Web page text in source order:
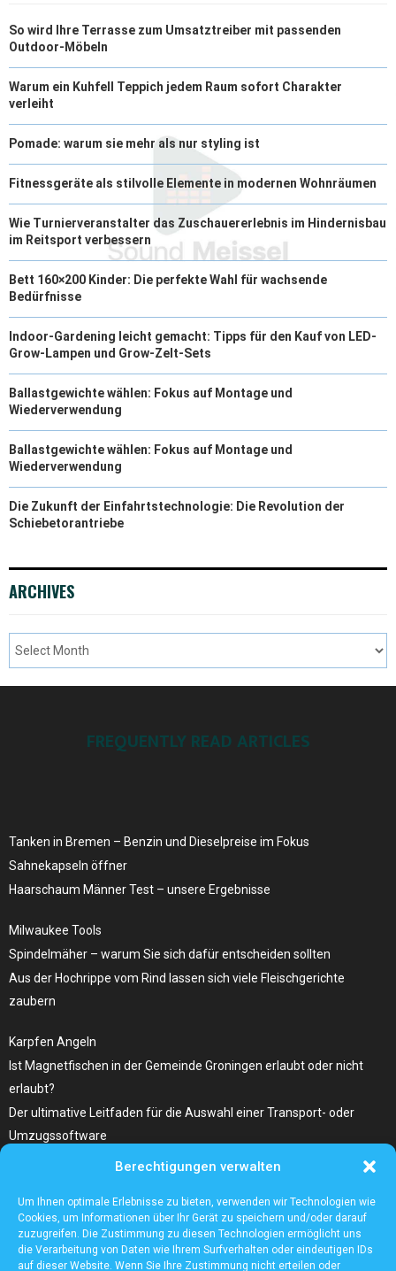
Berechtigungen verwalten
Um Ihnen optimale Erlebnisse zu bieten, verwenden wir Technologien wie
Cookies, um Informationen über Ihr Gerät zu speichern und/oder darauf
zuzugreifen. Die Zustimmung zu diesen Technologien ermöglicht uns
die Verarbeitung von Daten wie Ihrem Surfverhalten oder eindeutigen IDs
auf dieser Website. Wenn Sie Ihre Zustimmung nicht erteilen oder
So wird Ihre Terrasse zum Umsatztreiber mit passenden
Outdoor-Möbeln
Warum ein Kuhfell Teppich jedem Raum sofort Charakter
verleiht
Pomade: warum sie mehr als nur styling ist
Fitnessgeräte als stilvolle Elemente in modernen Wohnräumen
Wie Turnierveranstalter das Zuschauererlebnis im Hindernisbau
im Reitsport verbessern
Bett 160×200 Kinder: Die perfekte Wahl für wachsende
Bedürfnisse
Indoor-Gardening leicht gemacht: Tipps für den Kauf von LED-
Grow-Lampen und Grow-Zelt-Sets
Ballastgewichte wählen: Fokus auf Montage und
Wiederverwendung
Ballastgewichte wählen: Fokus auf Montage und
Wiederverwendung
Die Zukunft der Einfahrtstechnologie: Die Revolution der
Schiebetorantriebe
ARCHIVES
FREQUENTLY READ ARTICLES
Tanken in Bremen – Benzin und Dieselpreise ​im Fokus
Sahnekapseln öffner
Haarschaum Männer Test – unsere Ergebnisse
Milwaukee Tools
Spindelmäher – warum Sie sich dafür entscheiden sollten
Aus der Hochrippe vom Rind lassen sich viele Fleischgerichte
zaubern
Karpfen Angeln
Ist Magnetfischen in der Gemeinde Groningen erlaubt oder nicht
erlaubt?
Der ultimative Leitfaden für die Auswahl einer Transport- oder
Umzugssoftware
Was Sie Über Infrarot Dörrautomat Wissen Sollten
Tolle Fotocollagen selber gestalten